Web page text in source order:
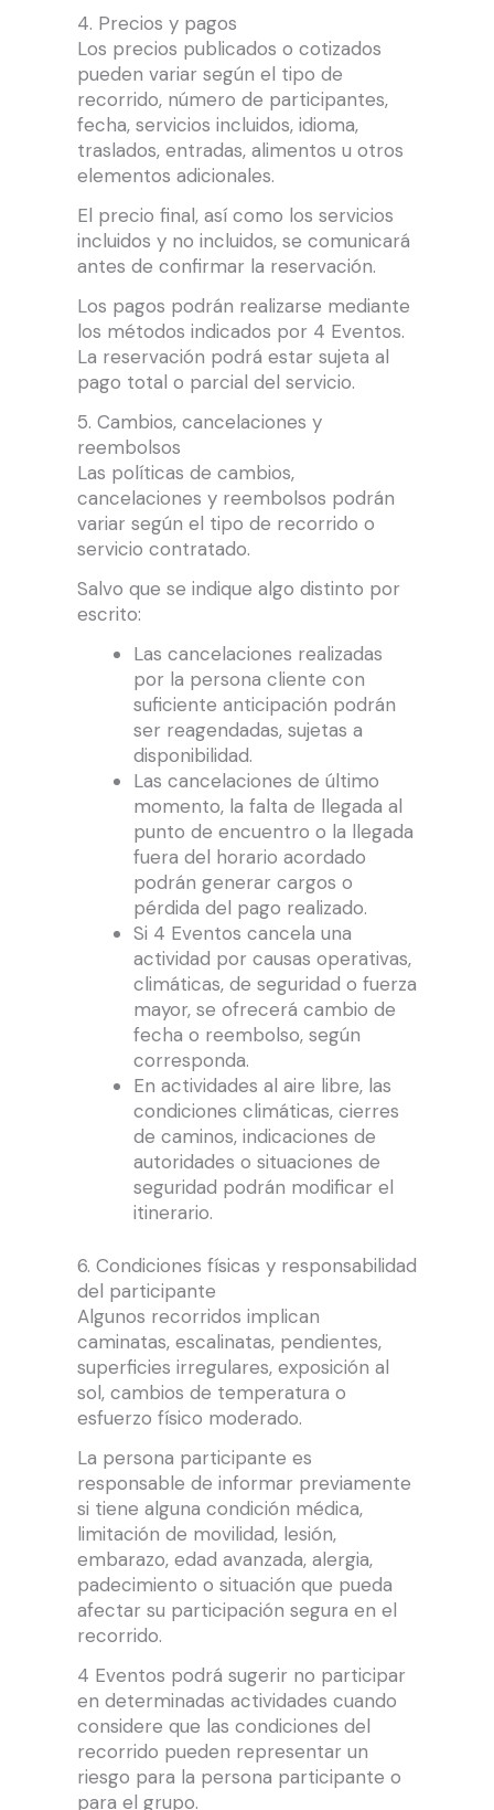
4. Precios y pagos
Los precios publicados o cotizados
pueden variar según el tipo de
recorrido, número de participantes,
fecha, servicios incluidos, idioma,
traslados, entradas, alimentos u otros
elementos adicionales.
El precio final, así como los servicios
incluidos y no incluidos, se comunicará
antes de confirmar la reservación.
Los pagos podrán realizarse mediante
los métodos indicados por 4 Eventos.
La reservación podrá estar sujeta al
pago total o parcial del servicio.
5. Cambios, cancelaciones y
reembolsos
Las políticas de cambios,
cancelaciones y reembolsos podrán
variar según el tipo de recorrido o
servicio contratado.
Salvo que se indique algo distinto por
escrito:
Las cancelaciones realizadas
por la persona cliente con
suficiente anticipación podrán
ser reagendadas, sujetas a
disponibilidad.
Las cancelaciones de último
momento, la falta de llegada al
punto de encuentro o la llegada
fuera del horario acordado
podrán generar cargos o
pérdida del pago realizado.
Si 4 Eventos cancela una
actividad por causas operativas,
climáticas, de seguridad o fuerza
mayor, se ofrecerá cambio de
fecha o reembolso, según
corresponda.
En actividades al aire libre, las
condiciones climáticas, cierres
de caminos, indicaciones de
autoridades o situaciones de
seguridad podrán modificar el
itinerario.
6. Condiciones físicas y responsabilidad
del participante
Algunos recorridos implican
caminatas, escalinatas, pendientes,
superficies irregulares, exposición al
sol, cambios de temperatura o
esfuerzo físico moderado.
La persona participante es
responsable de informar previamente
si tiene alguna condición médica,
limitación de movilidad, lesión,
embarazo, edad avanzada, alergia,
padecimiento o situación que pueda
afectar su participación segura en el
recorrido.
4 Eventos podrá sugerir no participar
en determinadas actividades cuando
considere que las condiciones del
recorrido pueden representar un
riesgo para la persona participante o
para el grupo.